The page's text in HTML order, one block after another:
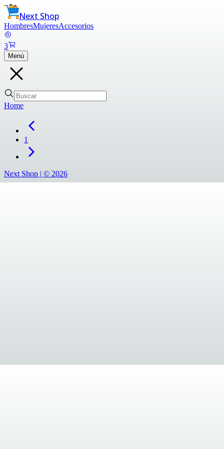
Next Shop
HombresMujeresAccesorios
3
Menú
Home
1
Next Shop | © 2026